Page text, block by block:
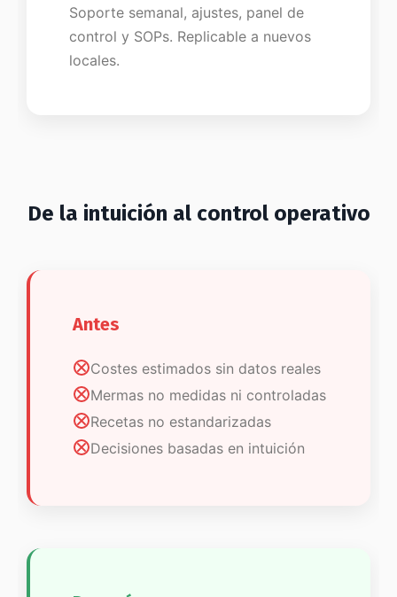
Soporte semanal, ajustes, panel de
control y SOPs. Replicable a nuevos
locales.
De la intuición al control operativo
Antes
Costes estimados sin datos reales
Mermas no medidas ni controladas
Recetas no estandarizadas
Decisiones basadas en intuición